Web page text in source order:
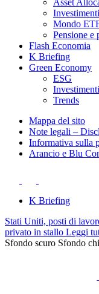
Asset
Investimenti
Mondo
Pensione e
Flash Economia
K Briefing
Green Economy
ESG
Trends
Mappa del sito
Note legali –
Informativa sulla
Arancio e Blu
K Briefing
Stati Uniti, posti di
privato in stallo Leggi
Sfondo scuro Sfondo